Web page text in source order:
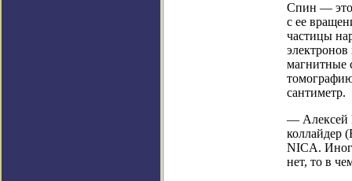
Спин — это
с ее
частицы
магнитные
сантиметр.
— Алексей
коллайдер
NICA.
нет, то в